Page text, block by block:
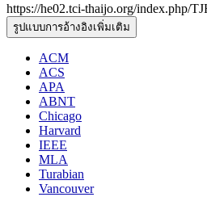
https://he02.tci-thaijo.org/index.php/
รูปแบบการอ้างอิงเพิ่มเติม
ACM
ACS
APA
ABNT
Chicago
Harvard
IEEE
MLA
Turabian
Vancouver